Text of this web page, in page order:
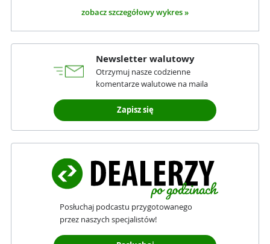
zobacz szczegółowy wykres »
Newsletter walutowy
Otrzymuj nasze codzienne
komentarze walutowe na maila
Zapisz się
Posłuchaj podcastu przygotowanego
przez naszych specjalistów!